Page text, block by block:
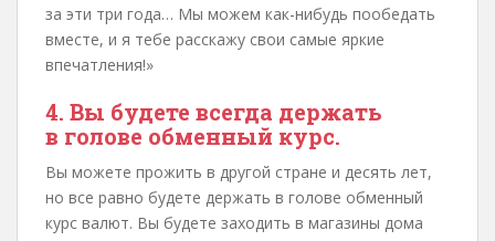
за эти три года… Мы можем как-нибудь пообедать
вместе, и я тебе расскажу свои самые яркие
впечатления!»
4. Вы будете всегда держать
в голове обменный курс.
Вы можете прожить в другой стране и десять лет,
но все равно будете держать в голове обменный
курс валют. Вы будете заходить в магазины дома